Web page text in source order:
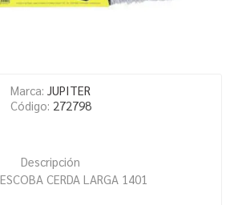
Marca: JUPITER
Código: 272798
Descripción
CERDA LARGA 1401